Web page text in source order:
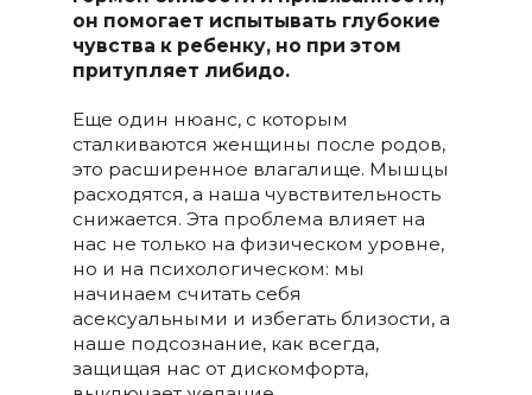
он помогает испытывать глубокие
чувства к ребенку, но при этом
притупляет либидо.
Еще один нюанс, с которым
сталкиваются женщины после родов,
это расширенное влагалище. Мышцы
расходятся, а наша чувствительность
снижается. Эта проблема влияет на
нас не только на физическом уровне,
но и на психологическом: мы
начинаем считать себя
асексуальными и избегать близости, а
наше подсознание, как всегда,
защищая нас от дискомфорта,